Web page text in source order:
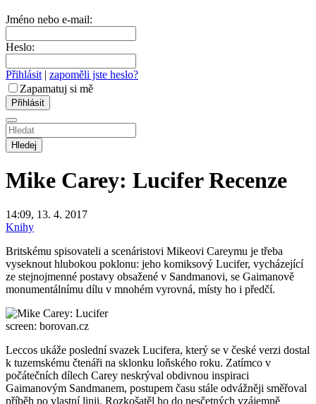
Jméno nebo e-mail:
Heslo:
Přihlásit | zapoměli jste heslo?
Zapamatuj si mě
Hledej
Mike Carey: Lucifer Recenze
14:09, 13. 4. 2017
Knihy
Britskému spisovateli a scenáristovi Mikeovi Careymu je třeba
vyseknout hlubokou poklonu: jeho komiksový Lucifer, vycházející
ze stejnojmenné postavy obsažené v Sandmanovi, se Gaimanově
monumentálnímu dílu v mnohém vyrovná, místy ho i předčí.
screen: borovan.cz
Leccos ukáže poslední svazek Lucifera, který se v české verzi dostal
k tuzemskému čtenáři na sklonku loňského roku. Zatímco v
počátečních dílech Carey neskrýval obdivnou inspiraci
Gaimanovým Sandmanem, postupem času stále odvážněji směřoval
příběh po vlastní linii. Rozkošatěl ho do nesčetných vzájemně